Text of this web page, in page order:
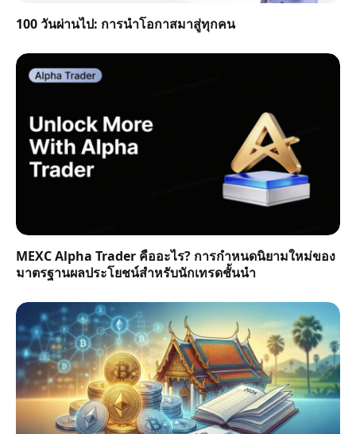
100 วันผ่านไป: การนำโอกาสมาสู่ทุกคน
MEXC Alpha Trader คืออะไร? การกำหนดนิยามใหม่ของ
มาตรฐานผลประโยชน์สำหรับนักเทรดชั้นนำ